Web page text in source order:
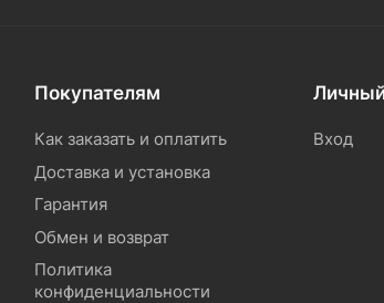
Покупателям
Как заказать и оплатить
Доставка и установка
Гарантия
Обмен и возврат
Политика
конфиденциальности
Вход